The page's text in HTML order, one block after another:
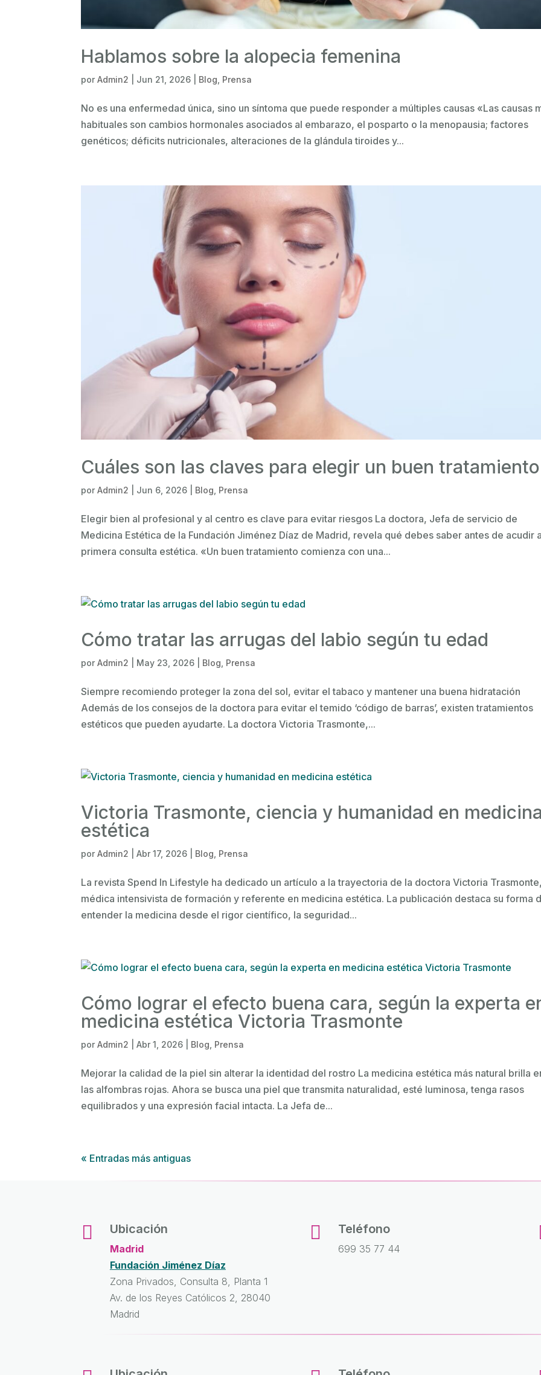
Hablamos sobre la alopecia femenina
porAdmin2 Jun 21, 2026 Blog Prensa
No es una enfermedad única, sino un síntoma que puede responder a múltiples causas «Las causas
habituales son cambios hormonales asociados al embarazo, el posparto o la menopausia; factores
genéticos; déficits nutricionales, alteraciones de la glándula tiroides y...
Cuáles son las claves para elegir un buen tratamiento
porAdmin2 Jun 6, 2026 Blog Prensa
Elegir bien al profesional y al centro es clave para evitar riesgos La doctora, Jefa de servicio de
Medicina Estética de la Fundación Jiménez Díaz de Madrid, revela qué debes saber antes de acudir
primera consulta estética. «Un buen tratamiento comienza con una...
Cómo tratar las arrugas del labio según tu edad
porAdmin2 May 23, 2026 Blog Prensa
Siempre recomiendo proteger la zona del sol, evitar el tabaco y mantener una buena hidratación
Además de los consejos de la doctora para evitar el temido ‘código de barras’, existen tratamientos
estéticos que pueden ayudarte. La doctora Victoria Trasmonte,...
Victoria Trasmonte, ciencia y humanidad en
estética
porAdmin2 |Abr 17, 2026 Blog Prensa
La revista Spend In Lifestyle ha dedicado un artículo a la trayectoria de la doctora Victoria
médica intensivista de formación y referente en medicina estética. La publicación destaca su forma
entender la medicina desde el rigor científico, la seguridad...
Cómo lograr el efecto buena cara, según la experta
medicina estética Victoria Trasmonte
porAdmin2 |Abr 1, 2026 Blog Prensa
Mejorar la calidad de la piel sin alterar la identidad del rostro La medicina estética más natural brilla
las alfombras rojas. Ahora se busca una piel que transmita naturalidad, esté luminosa, tenga rasos
equilibrados y una expresión facial intacta. La Jefa de...
« Entradas más antiguas
 Ubicación
Madrid
Fundación Jiménez Díaz
Zona Privados, Consulta 8, Planta 1
Av. de los Reyes Católicos 2, 28040
Madrid
 Teléfono
699 35 77 44